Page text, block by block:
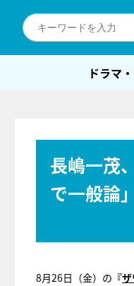
ドラマ
長嶋一茂
で一般論」
8月26日（金）の 『